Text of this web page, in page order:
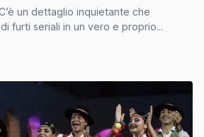
furti seriali in un vero e proprio...